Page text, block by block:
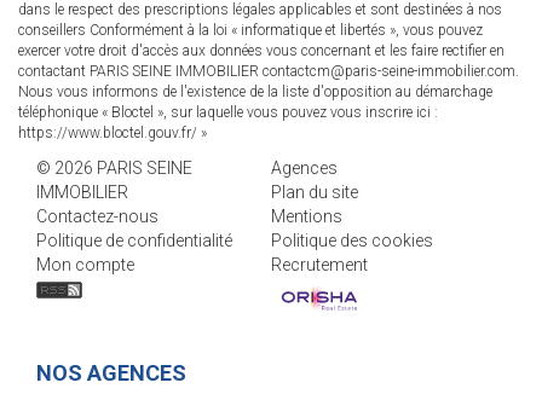
dans le respect des prescriptions légales applicables et sont destinées à nos
conseillers Conformément à la loi « informatique et libertés », vous pouvez
exercer votre droit d'accès aux données vous concernant et les faire rectifier en
contactant PARIS SEINE IMMOBILIER contactcm@paris-seine-immobilier.com.
Nous vous informons de l'existence de la liste d'opposition au démarchage
téléphonique « Bloctel », sur laquelle vous pouvez vous inscrire ici :
https://www.bloctel.gouv.fr/ »
© 2026 PARIS SEINE
IMMOBILIER
Agences
Plan du site
Contactez-nous
Mentions
Politique de confidentialité
Politique des cookies
Mon compte
Recrutement
NOS AGENCES